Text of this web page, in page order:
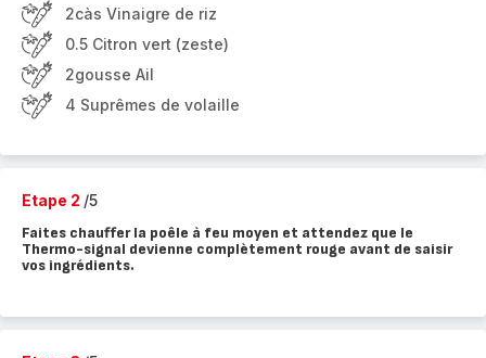
2càs Vinaigre de riz
0.5 Citron vert (zeste)
2gousse Ail
4 Suprêmes de volaille
Etape 2 /5
Faites chauffer la poêle à feu moyen et attendez que le
Thermo-signal devienne complètement rouge avant de saisir
vos ingrédients.